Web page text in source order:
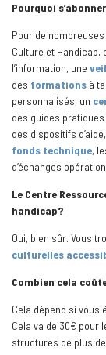
Pourquoi
Pour de
Culture et Handicap,
l’information, une
des formations à
personnalisés, un
des guides
des dispositifs
fonds technique,
d’échanges
Le Centre
handicap?
Oui, bien sûr. Vous
culturelles
Combien cela
Cela dépend si vous
Cela va de 30€ pour
structures de plus